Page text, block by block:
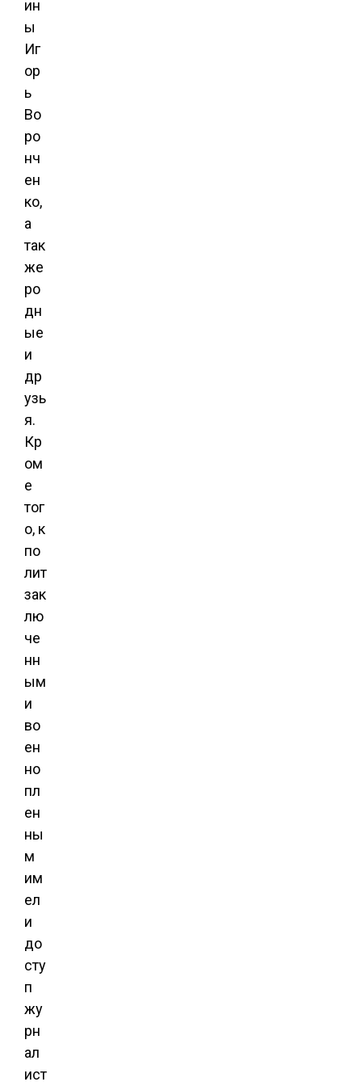
ин
ы
Иг
ор
ь
Во
ро
нч
ен
ко,
а
так
же
ро
дн
ые
и
др
узь
я.
Кр
ом
е
тог
о, к
по
лит
зак
лю
че
нн
ым
и
во
ен
но
пл
ен
ны
м
им
ел
и
до
сту
п
жу
рн
ал
ист